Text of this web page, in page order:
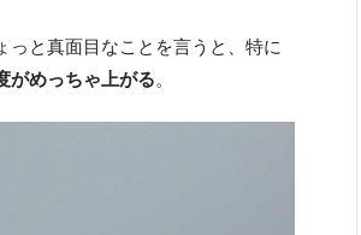
と真面目なことを言うと、特に
がめっちゃ上がる。